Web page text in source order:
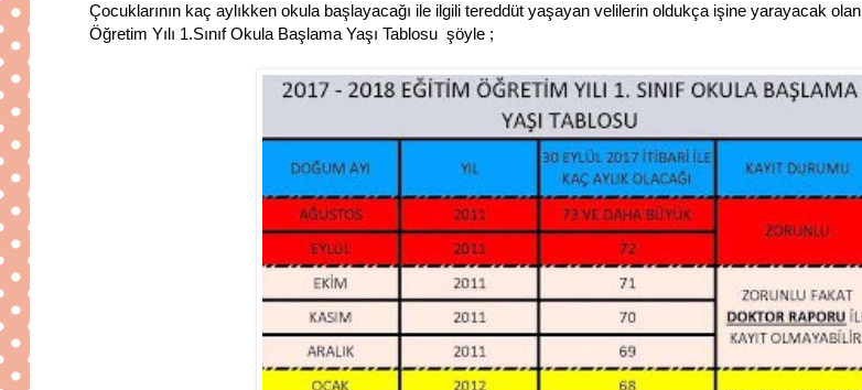
Çocuklarının kaç aylıkken okula başlayacağı ile ilgili tereddüt yaşayan velilerin oldukça işine yarayacak olan
Öğretim Yılı 1.Sınıf Okula Başlama Yaşı Tablosu şöyle ;